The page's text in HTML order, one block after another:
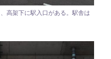
高架下に駅入口がある。駅舎は